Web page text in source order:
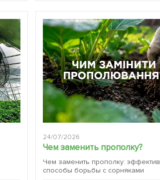
24/07/2026
Чем заменить прополку?
Чем заменить прополку:
способы борьбы с сорняками